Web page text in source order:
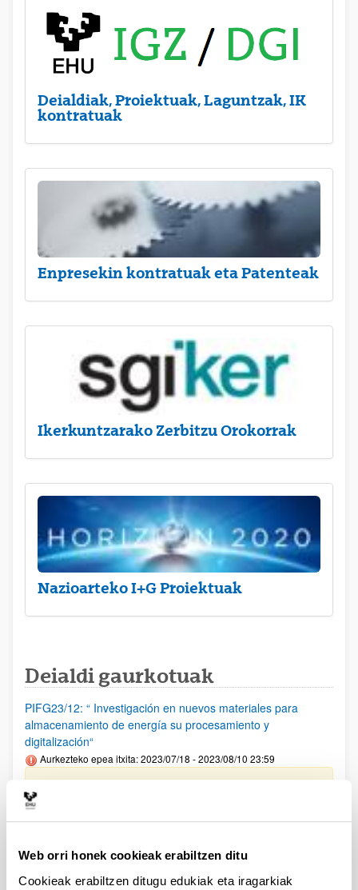
Web orri honek cookieak erabiltzen ditu
Cookieak erabiltzen ditugu edukiak eta iragarkiak
Deialdiak, Proiektuak, Laguntzak, IK
kontratuak
Enpresekin kontratuak eta Patenteak
Ikerkuntzarako Zerbitzu Orokorrak
Nazioarteko I+G Proiektuak
Deialdi gaurkotuak
PIFG23/12: “ Investigación en nuevos materiales para
almacenamiento de energía su procesamiento y
digitalización“
Aurkezteko epea itxita: 2023/07/18 - 2023/08/10 23:59
Beka emateko proposamena argitaratu da(2023/09/12)
PIFG23/14: “ Hizkuntzaren Prozesamentua“